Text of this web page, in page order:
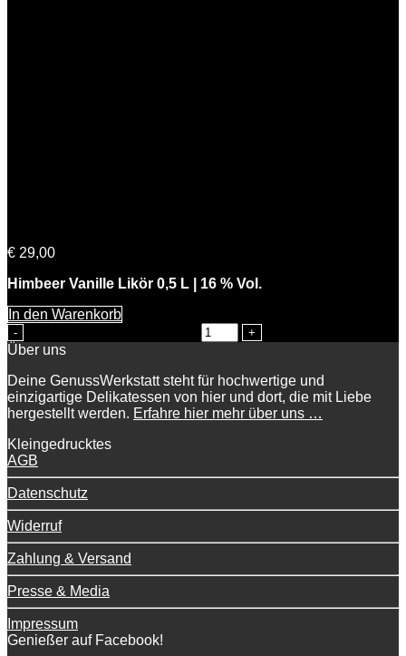
€ 29,00
Himbeer Vanille Likör 0,5 L | 16 % Vol.
In den Warenkorb
Über uns
Deine GenussWerkstatt steht für hochwertige und
einzigartige Delikatessen von hier und dort, die mit Liebe
hergestellt werden. Erfahre hier mehr über uns …
Kleingedrucktes
AGB
Datenschutz
Widerruf
Zahlung & Versand
Presse & Media
Impressum
Genießer auf Facebook!